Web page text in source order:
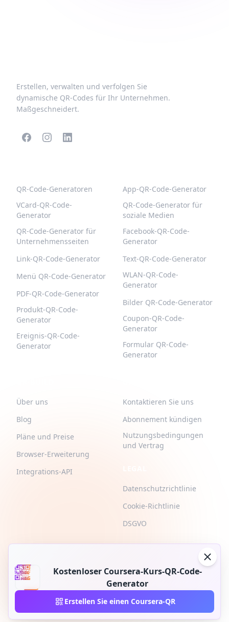
Kostenloser Coursera-Kurs-QR-Code-
Generator
Erstellen Sie einen Coursera-QR
Erstellen, verwalten und verfolgen Sie
dynamische QR-Codes für Ihr Unternehmen.
Maßgeschneidert.
QR-Code-Generatoren
VCard-QR-Code-
Generator
QR-Code-Generator für
Unternehmensseiten
Link-QR-Code-Generator
Menü QR-Code-Generator
PDF-QR-Code-Generator
Produkt-QR-Code-
Generator
Ereignis-QR-Code-
Generator
App-QR-Code-Generator
QR-Code-Generator für
soziale Medien
Facebook-QR-Code-
Generator
Text-QR-Code-Generator
WLAN-QR-Code-
Generator
Bilder QR-Code-Generator
Coupon-QR-Code-
Generator
Formular QR-Code-
Generator
Über uns
Blog
Pläne und Preise
Browser-Erweiterung
Integrations-API
Kontaktieren Sie uns
Abonnement kündigen
Nutzungsbedingungen
und Vertrag
Datenschutzrichtlinie
Cookie-Richtlinie
DSGVO
2026 © QR-Build. QR-Build. Alle Rechte vorbehalten